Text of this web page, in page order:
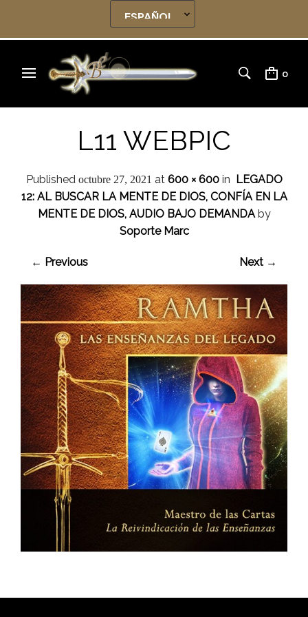
0
L11 WEBPIC
Published octubre 27, 2021 at 600 × 600in LEGADO
12: AL BUSCAR LA MENTE DE DIOS, CONFÍA EN LA
MENTE DE DIOS, AUDIO BAJO DEMANDAby
Soporte Marc
← Previous Next →